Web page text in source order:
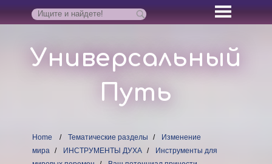
Универсальный
Путь
Home Тематические разделы
Изменение
мира
ИНСТРУМЕНТЫ ДУХА
Инструменты для